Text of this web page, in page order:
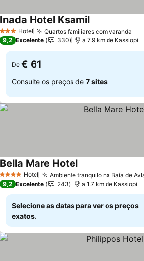
3 EstrelasHotel Quartos familiares com varanda
Inada Hotel Ksamil
9,2 Excelente 330 a 7.9 km de Kassiopi
De € 61
Consulte os preços de 7 sites
4 EstrelasHotel Ambiente tranquilo na Baía de
Bella Mare Hotel
9,2 Excelente 243 a 1.7 km de Kassiopi
Selecione as datas para ver os preços
exatos.